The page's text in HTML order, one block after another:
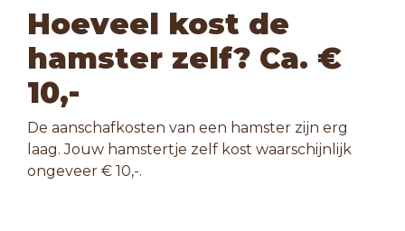
Hoeveel kost de
hamster zelf? Ca. €
10,-
De aanschafkosten van een hamster zijn erg
laag. Jouw hamstertje zelf kost waarschijnlijk
ongeveer € 10,-.